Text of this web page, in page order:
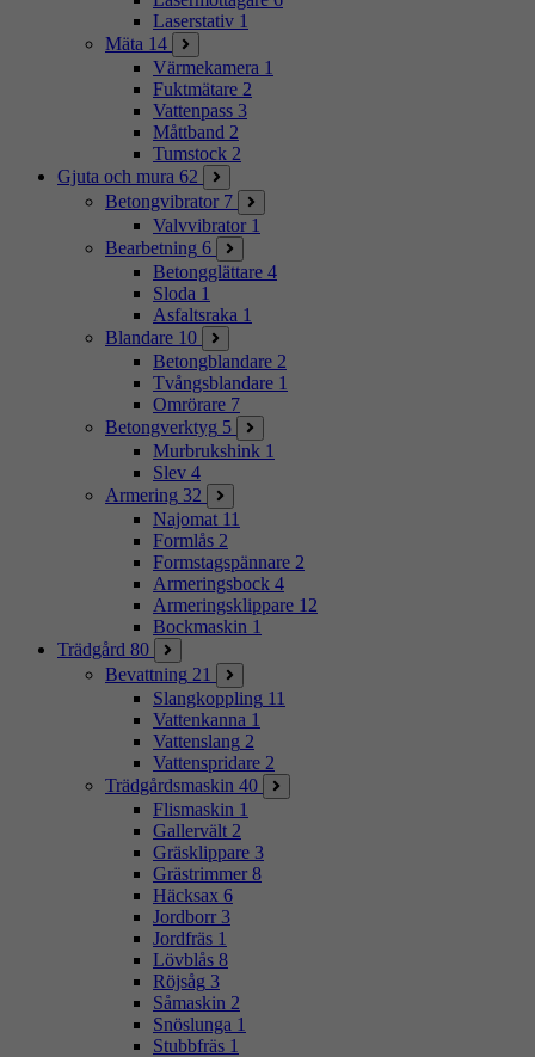
Laserstativ 1
Mäta 14
Värmekamera 1
Fuktmätare 2
Vattenpass 3
Måttband 2
Tumstock 2
Gjuta och mura 62
Betongvibrator 7
Valvvibrator 1
Bearbetning 6
Betongglättare 4
Sloda 1
Asfaltsraka 1
Blandare 10
Betongblandare 2
Tvångsblandare 1
Omrörare 7
Betongverktyg 5
Murbrukshink 1
Slev 4
Armering 32
Najomat 11
Formlås 2
Formstagspännare 2
Armeringsbock 4
Armeringsklippare 12
Bockmaskin 1
Trädgård 80
Bevattning 21
Slangkoppling 11
Vattenkanna 1
Vattenslang 2
Vattenspridare 2
Trädgårdsmaskin 40
Flismaskin 1
Gallervält 2
Gräsklippare 3
Grästrimmer 8
Häcksax 6
Jordborr 3
Jordfräs 1
Lövblås 8
Röjsåg 3
Såmaskin 2
Snöslunga 1
Stubbfräs 1